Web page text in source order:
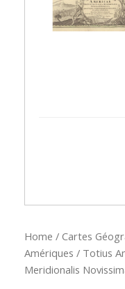
Home / Cartes
Amériques / Totius
Meridionalis